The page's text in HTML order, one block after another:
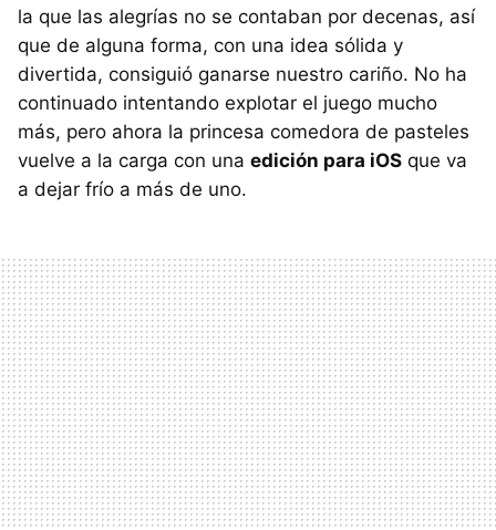
la que las alegrías no se contaban por decenas, así
que de alguna forma, con una idea sólida y
divertida, consiguió ganarse nuestro cariño. No ha
continuado intentando explotar el juego mucho
más, pero ahora la princesa comedora de pasteles
vuelve a la carga con una edición para iOS que va
a dejar frío a más de uno.